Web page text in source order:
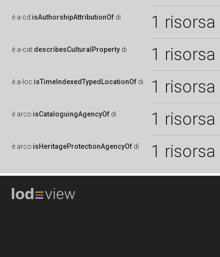
è a-cd:isAuthorshipAttributionOf di 1 risorsa
è a-cat:describesCulturalProperty di 1 risorsa
è a-loc:isTimeIndexedTypedLocationOf di 1 risorsa
è arco:isCataloguingAgencyOf di 1 risorsa
è arco:isHeritageProtectionAgencyOf di 1 risorsa